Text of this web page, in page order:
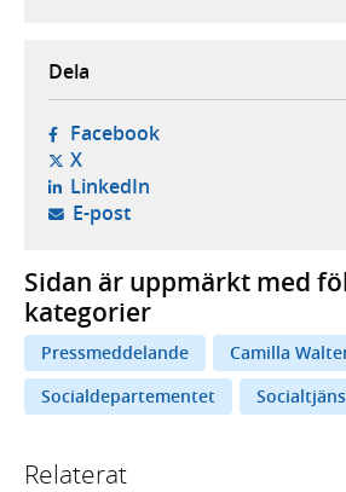
Dela
Facebook- öppnas i ny flik,
X- öppnas i ny flik, extern
LinkedIn- öppnas i ny flik,
E-post- öppnar din e-
Sidan är uppmärkt med
kategorier
Pressmeddelande
Camilla
Socialdepartementet
Relaterat